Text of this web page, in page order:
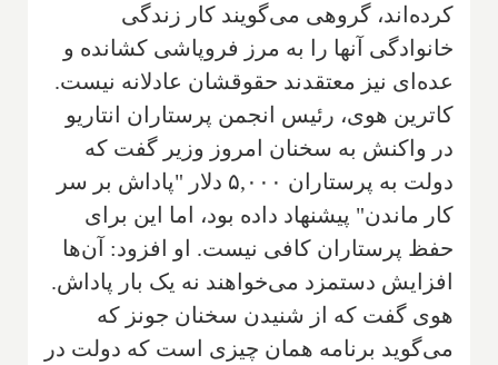
کرده‌اند، گروهی می‌گویند کار زندگی
خانوادگی آنها را به مرز فروپاشی کشانده و
عده‌ای نیز معتقدند حقوقشان عادلانه نیست.
کاترین هوی، رئیس انجمن پرستاران انتاریو
در واکنش به سخنان امروز وزیر گفت که
دولت به پرستاران ۵,۰۰۰ دلار "پاداش بر سر
کار ماندن" پیشنهاد داده بود، اما این برای
حفظ پرستاران کافی نیست. او افزود: آن‌ها
افزایش دستمزد می‌خواهند نه یک بار پاداش.
هوی گفت که از شنیدن سخنان جونز که
می‌گوید برنامه همان چیزی است که دولت در